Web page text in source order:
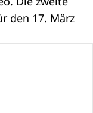
den 17. März